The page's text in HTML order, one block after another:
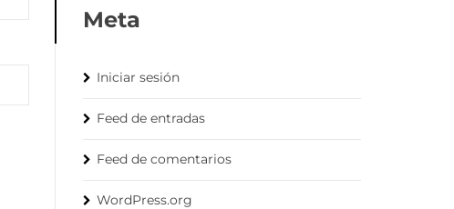
Meta
Iniciar sesión
Feed de entradas
Feed de comentarios
WordPress.org